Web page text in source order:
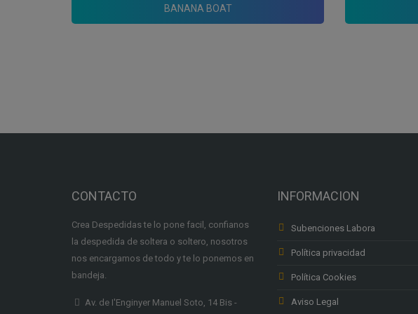
BANANA BOAT
CONTACTO
Crea Despedidas te lo pone facil, confianos
la despedida de soltera o soltero, nosotros
nos encargamos de todo y te lo ponemos en
bandeja.
Av. de I'Enginyer Manuel Soto, 14 Bis -
INFORMACION
Subenciones Labora
Política privacidad
Política Cookies
Aviso Legal